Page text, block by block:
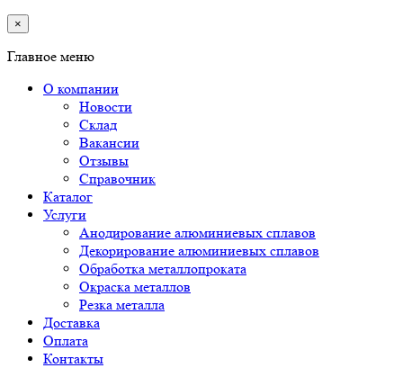
×
Главное меню
О компании
Новости
Склад
Вакансии
Отзывы
Справочник
Каталог
Услуги
Анодирование алюминиевых сплавов
Декорирование алюминиевых сплавов
Обработка металлопроката
Окраска металлов
Резка металла
Доставка
Оплата
Контакты